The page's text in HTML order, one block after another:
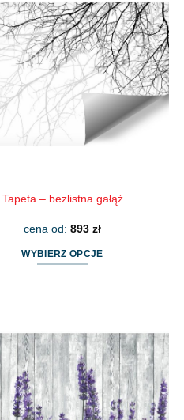
wariantów.
Opcje
można
wybrać
na
stronie
produktu
Tapeta – bezlistna gałąź
cena od: 893 zł
WYBIERZ OPCJE
wariantów.
Opcje
można
wybrać